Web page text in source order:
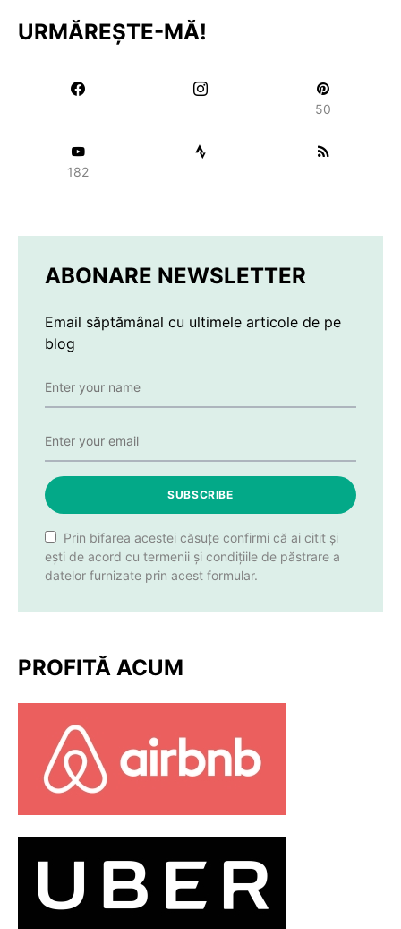
URMĂREȘTE-MĂ!
50
182
ABONARE NEWSLETTER
Email săptămânal cu ultimele articole de pe
blog
SUBSCRIBE
Prin bifarea acestei căsuțe confirmi că ai citit și
ești de acord cu termenii și condițiile de păstrare a
datelor furnizate prin acest formular.
PROFITĂ ACUM